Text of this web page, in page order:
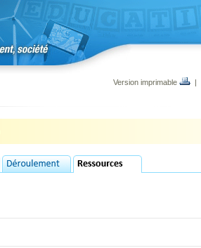
Version imprimable |